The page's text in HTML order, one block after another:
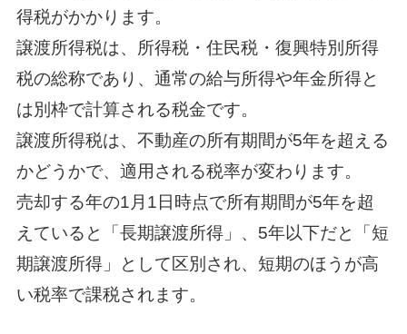
得税がかかります。
譲渡所得税は、所得税・住民税・復興特別所得
税の総称であり、通常の給与所得や年金所得と
は別枠で計算される税金です。
譲渡所得税は、不動産の所有期間が5年を超える
かどうかで、適用される税率が変わります。
売却する年の1月1日時点で所有期間が5年を超
えていると「長期譲渡所得」、5年以下だと「短
期譲渡所得」として区別され、短期のほうが高
い税率で課税されます。